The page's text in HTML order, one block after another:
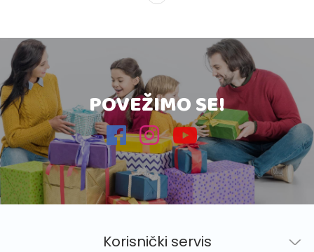
POVEŽIMO SE!
Korisnički servis